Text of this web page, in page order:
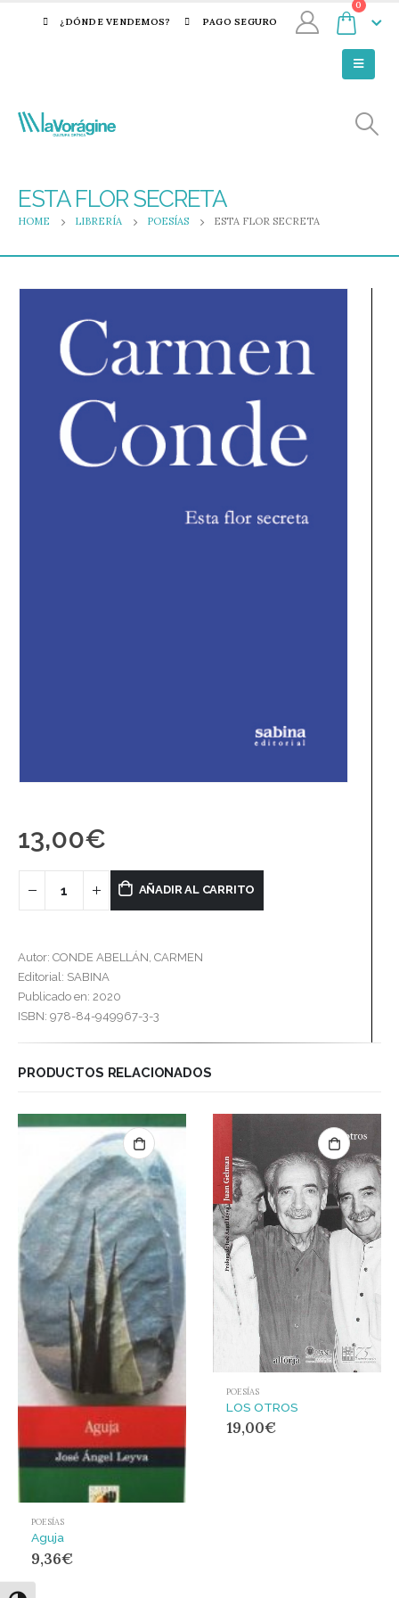
¿DÓNDE VENDEMOS? PAGO SEGURO
0
ESTA FLOR SECRETA
HOME LIBRERÍA POESÍAS ESTA FLOR SECRETA
13,00€
AÑADIR AL CARRITO
Autor: CONDE ABELLÁN, CARMEN
Editorial: SABINA
Publicado en: 2020
ISBN: 978-84-949967-3-3
PRODUCTOS RELACIONADOS
POESÍAS
Aguja
9,36€
POESÍAS
LOS OTROS
19,00€